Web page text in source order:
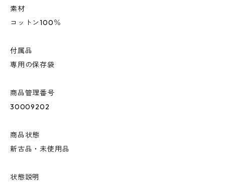
素材
コットン100％
付属品
専用の保存袋
商品管理番号
30009202
商品状態
新古品・未使用品
状態説明